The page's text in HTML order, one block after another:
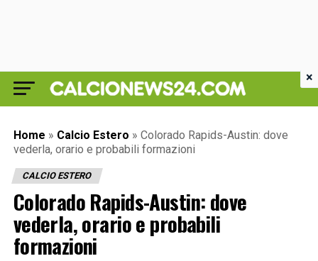
Home » Calcio Estero » Colorado Rapids-Austin: dove
vederla, orario e probabili formazioni
CALCIO ESTERO
Colorado Rapids-Austin: dove
vederla, orario e probabili
formazioni
×